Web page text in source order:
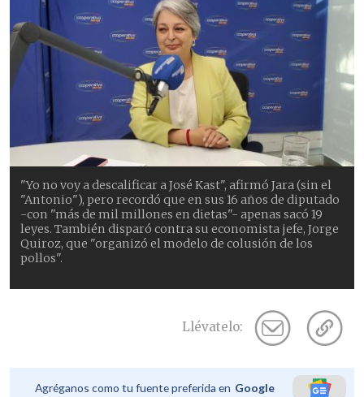
"Yo no voy a descalificar a José Kast", afirmó Jara (sin el
"Antonio"), pero recordó que en sus 16 años de diputado
-con "más de mil millones en dietas"- apenas sacó 19
leyes. También disparó contra su economista jefe, Jorge
Quiroz, que "organizó el modelo de colusión de los
pollos".
Llévatelo:
Agréganos como tu fuente preferida en Google